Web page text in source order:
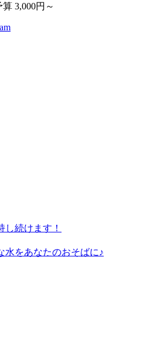
3,000円～
し続けます！
水をあなたのおそばに♪